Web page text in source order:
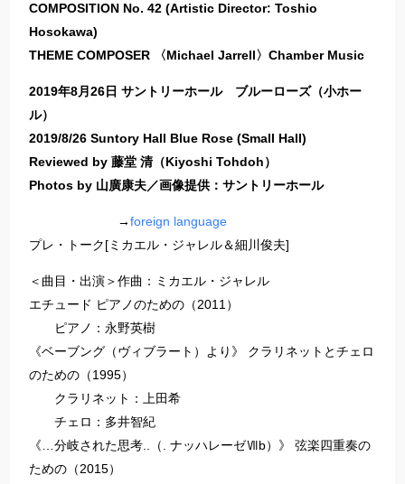
COMPOSITION No. 42 (Artistic Director: Toshio
Hosokawa)
THEME COMPOSER 〈Michael Jarrell〉Chamber Music
2019年8月26日 サントリーホール ブルーローズ（小ホー
ル）
2019/8/26 Suntory Hall Blue Rose (Small Hall)
Reviewed by 藤堂 清（Kiyoshi Tohdoh）
Photos by 山廣康夫／画像提供：サントリーホール
→foreign language
プレ・トーク[ミカエル・ジャレル＆細川俊夫]
＜曲目・出演＞作曲：ミカエル・ジャレル
エチュード ピアノのための（2011）
ピアノ：永野英樹
《ベーブング（ヴィブラート）より》 クラリネットとチェロ
のための（1995）
クラリネット：上田希
チェロ：多井智紀
《…分岐された思考..（. ナッハレーゼⅦb）》 弦楽四重奏の
ための（2015）